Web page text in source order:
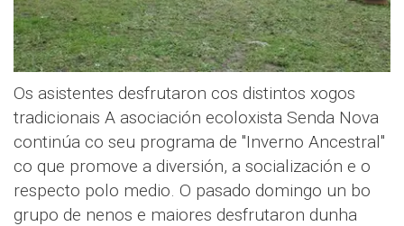
Os asistentes desfrutaron cos distintos xogos
tradicionais A asociación ecoloxista Senda Nova
continúa co seu programa de "Inverno Ancestral"
co que promove a diversión, a socialización e o
respecto polo medio. O pasado domingo un bo
grupo de nenos e maiores desfrutaron dunha